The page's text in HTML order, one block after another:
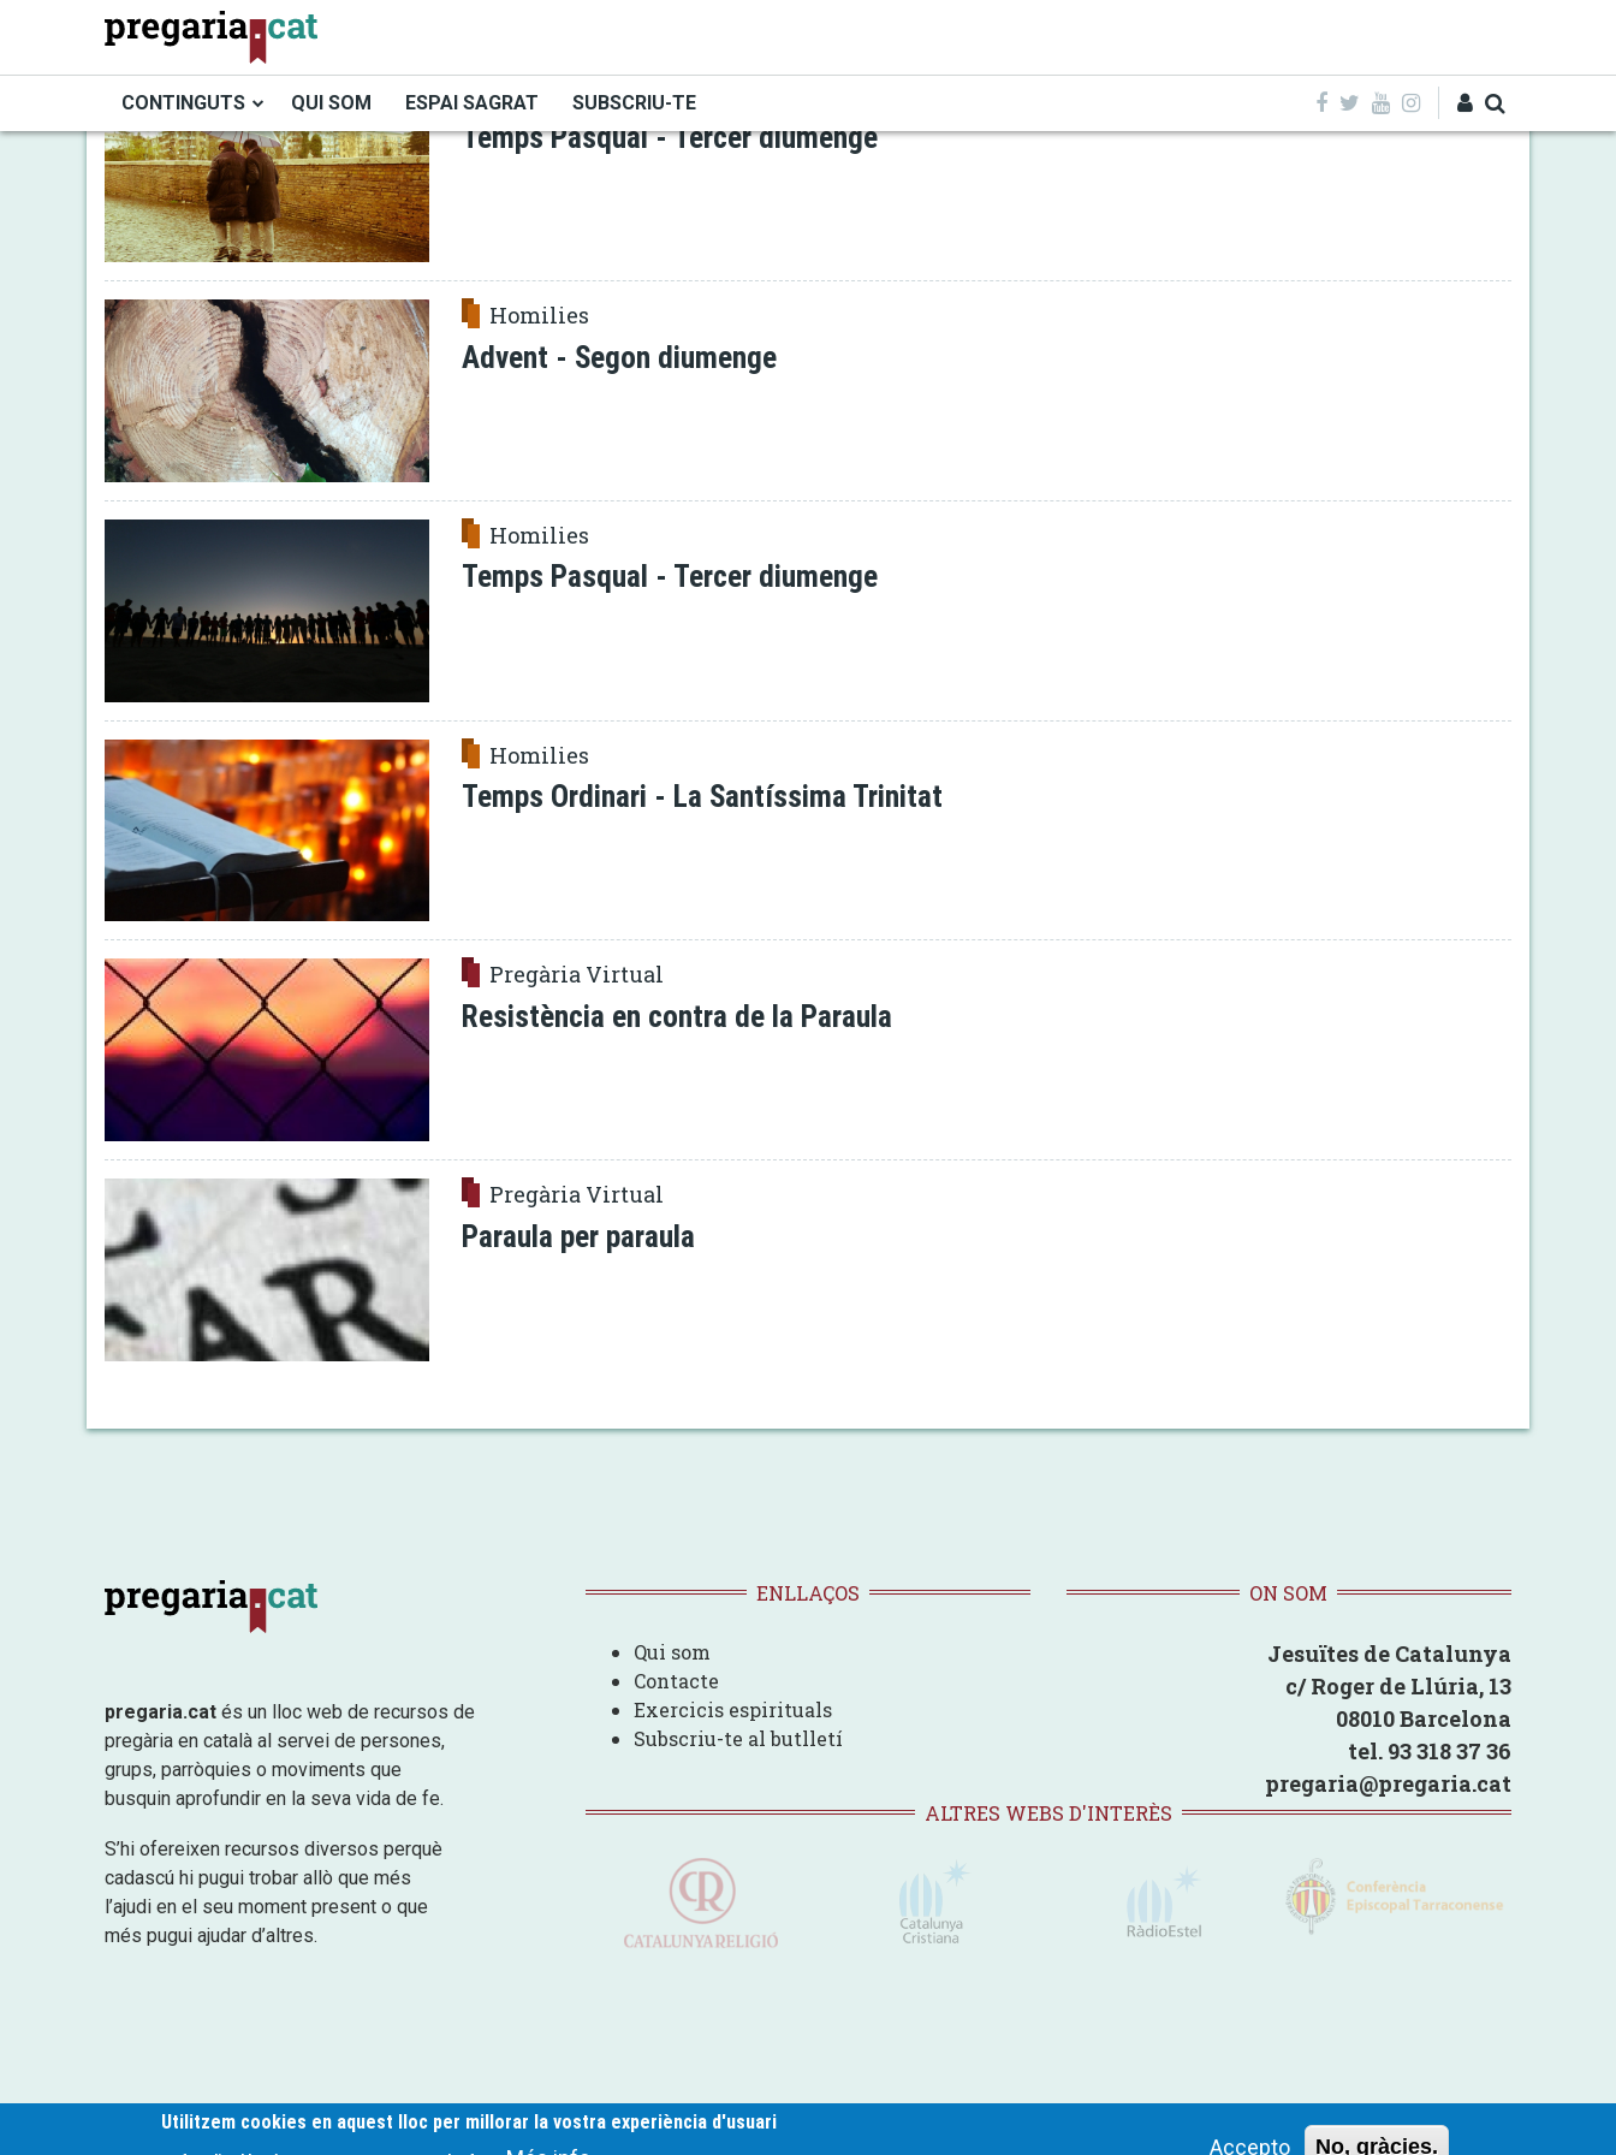
contingut
CONTINGUTS QUI SOM ESPAI SAGRAT SUBSCRIU-TE
Cercador
Homilies
Temps Pasqual - Tercer diumenge
Homilies
Advent - Segon diumenge
Homilies
Temps Pasqual - Tercer diumenge
Homilies
Temps Ordinari - La Santíssima Trinitat
Pregària Virtual
Resistència en contra de la Paraula
Pregària Virtual
Paraula per paraula
pregaria.cat és un lloc web de recursos de
pregària en català al servei de persones,
grups, parròquies o moviments que
busquin aprofundir en la seva vida de fe.
S’hi ofereixen recursos diversos perquè
cadascú hi pugui trobar allò que més
l’ajudi en el seu moment present o que
més pugui ajudar d’altres.
ENLLAÇOS
Qui som
Contacte
Exercicis espirituals
Subscriu-te al butlletí
ON SOM
Jesuïtes de Catalunya
c/ Roger de Llúria, 13
08010 Barcelona
tel. 93 318 37 36
pregaria@pregaria.cat
ALTRES WEBS D'INTERÈS
Politica de Cookies Avís legal Contacte
Utilitzem cookies en aquest lloc per millorar la vostra experiència d'usuari
Accepto No, gràcies.